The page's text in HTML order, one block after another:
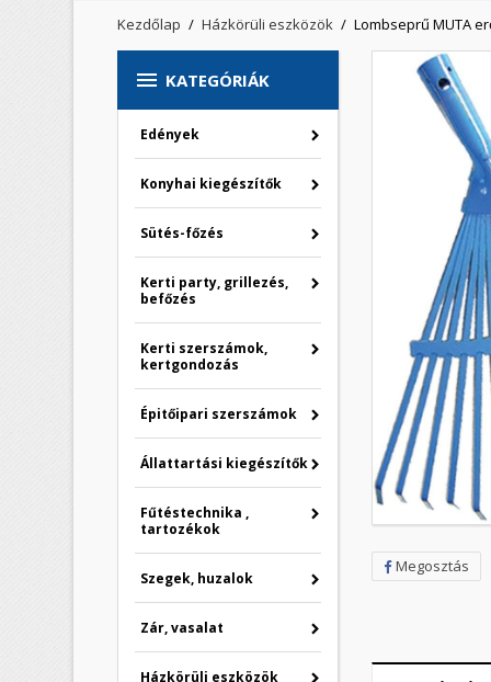
Kezdőlap Házkörüli eszközök Lombseprű MUTA
 KATEGÓRIÁK
Edények
Konyhai kiegészítők
Sütés-főzés
Kerti party, grillezés,
befőzés
Kerti szerszámok,
kertgondozás
Épitőipari szerszámok
Állattartási kiegészítők
Fűtéstechnika ,
tartozékok
Szegek, huzalok
Zár, vasalat
Házkörüli eszközök
Megosztás